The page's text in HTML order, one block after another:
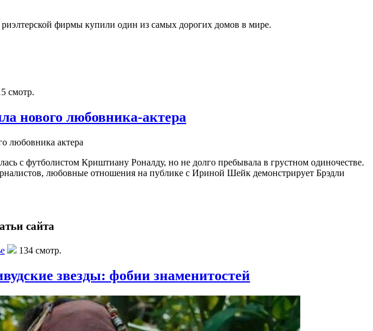
фирмы купили один из самых дорогих домов в мире.
смотр.
нового любовника-актера
с футболистом Криштиану Роналду, но не долго пребывала в грустном одиночестве.
любовные отношения на публике с Ириной Шейк демонстрирует Брэдли
сайта
134 смотр.
звезды: фобии знаменитостей